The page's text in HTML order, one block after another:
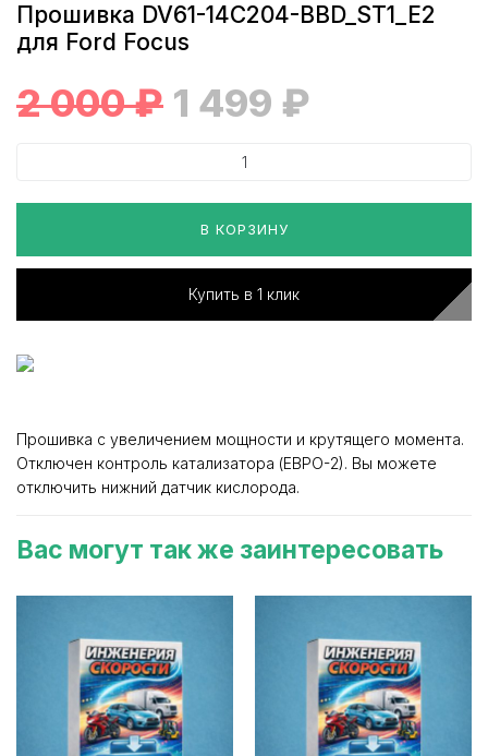
Прошивка DV61-14C204-BBD_ST1_E2
для Ford Focus
2 000₽ 1 499 ₽
В КОРЗИНУ
Купить в 1 клик
Прошивка с увеличением мощности и крутящего момента.
Отключен контроль катализатора (ЕВРО-2). Вы можете
отключить нижний датчик кислорода.
Вас могут так же заинтересовать